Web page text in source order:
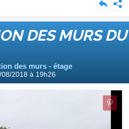
DES MURS DU
des murs - étage
08/2018 à 19h26